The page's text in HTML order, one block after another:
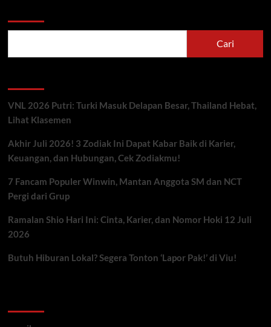
Cari
VNL 2026 Putri: Turki Masuk Delapan Besar, Thailand Hebat,
Lihat Klasemen
Akhir Juli 2026! 3 Zodiak Ini Dapat Kabar Baik di Karier,
Keuangan, dan Hubungan, Cek Zodiakmu!
7 Fancam Populer Winwin, Mantan Anggota SM dan NCT
Pergi dari Grup
Ramalan Shio Hari Ini: Cinta, Karier, dan Nomor Hoki 12 Juli
2026
Butuh Hiburan Lokal? Segera Tonton ‘Lapor Pak!’ di Viu!